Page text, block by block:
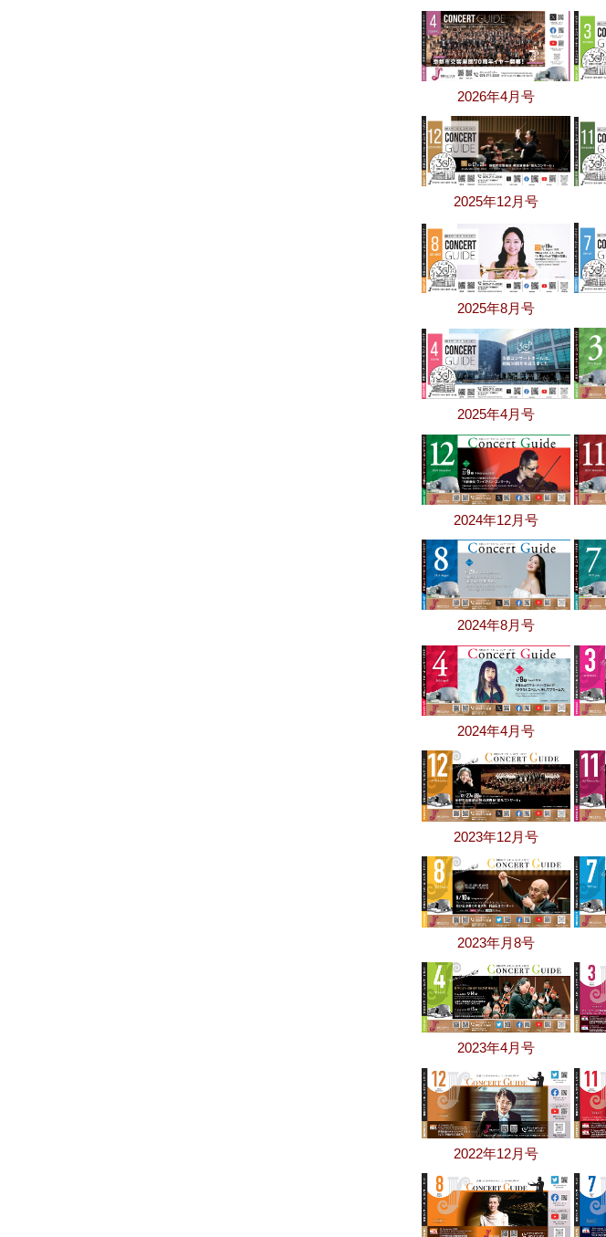
2026年4月号
2025年12月号
2025年8月号
2025年4月号
2024年12月号
2024年8月号
2024年4月号
2023年12月号
2023年月8号
2023年4月号
2022年12月号